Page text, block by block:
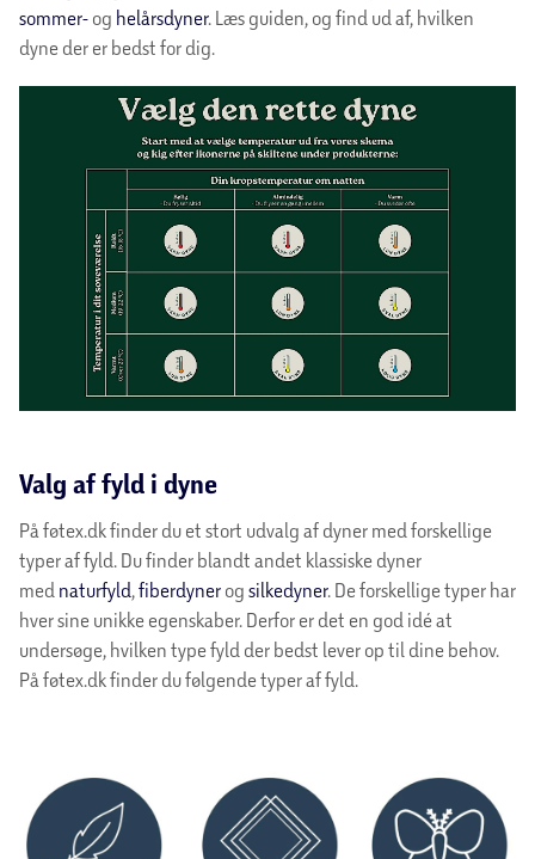
sommer- og helårsdyner. Læs guiden, og find ud af, hvilken
dyne der er bedst for dig.
Valg af fyld i dyne
På føtex.dk finder du et stort udvalg af dyner med forskellige
typer af fyld. Du finder blandt andet klassiske dyner
med naturfyld fiberdyner og silkedyner. De forskellige typer har
hver sine unikke egenskaber. Derfor er det en god idé at
undersøge, hvilken type fyld der bedst lever op til dine behov.
På føtex.dk finder du følgende typer af fyld.